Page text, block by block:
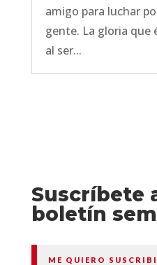
amigo para luchar
gente. La gloria que
al ser...
Suscríbete
boletín
ME QUIERO